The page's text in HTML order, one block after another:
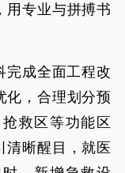
用专业与拼搏书
完成全面工程改
化，合理划分预
救区等功能区
清晰醒目，就医